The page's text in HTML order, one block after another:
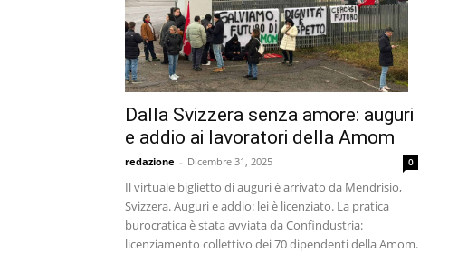
Dalla Svizzera senza amore: auguri
e addio ai lavoratori della Amom
redazione - Dicembre 31, 2025 0
Il virtuale biglietto di auguri è arrivato da Mendrisio,
Svizzera. Auguri e addio: lei è licenziato. La pratica
burocratica è stata avviata da Confindustria:
licenziamento collettivo dei 70 dipendenti della Amom.